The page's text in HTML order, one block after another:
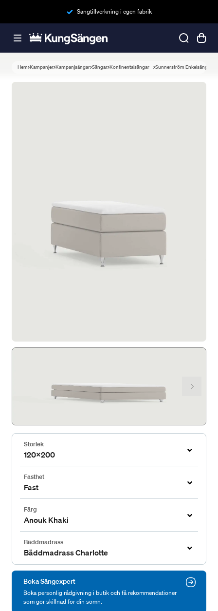
Sängtillverkning i egen fabrik
Hem Kampanjer Kampanjsängar Sängar Kontinentalsängar Sunnerström Enkelsäng
Storlek
120x200
Fasthet
Fast
Färg
Anouk Khaki
Bäddmadrass
Bäddmadrass Charlotte
Boka Sängexpert
Boka personlig rådgivning i butik och få rekommendationer
som gör skillnad för din sömn.